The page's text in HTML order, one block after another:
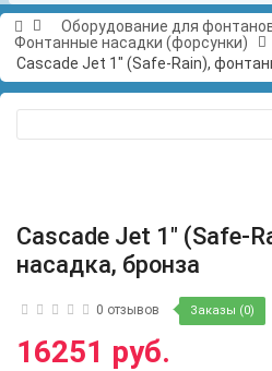
Оборудование для
Фонтанные насадки (форсунки)
Cascade Jet 1" (Safe-Rain),
Cascade Jet 1" (Safe-
насадка, бронза
0 отзывов Заказы (0)
16251 руб.